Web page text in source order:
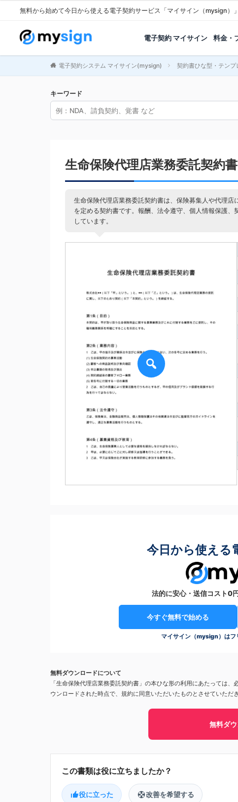
無料から始めて今日から使える電子契約サービス「マイサイン（mysign）」
電子契約 マイサイン 料金・
電子契約システム マイサイン(mysign) 契約書ひな型・テン
キーワード
生命保険代理店業務委託契約書
生命保険代理店業務委託契約書は、保険募集人や代理
を定める契約書です。報酬、法令遵守、個人情報保護
しています。
今日から使える
法的に安心・送信コスト0
今すぐ無料で始める
マイサイン（mysign）はフ
無料ダウンロードについて
「生命保険代理店業務委託契約書」の本ひな形の利用にあたっては、
ウンロードされた時点で、規約に同意いただいたものとさせていただき
無料ダ
役に立った 改善を希望する